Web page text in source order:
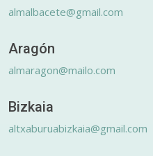
almalbacete@gmail.com
Aragón
almaragon@mailo.com
Bizkaia
altxaburuabizkaia@gmail.com